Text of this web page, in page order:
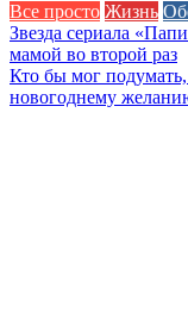
Все просто Жизнь
Навигация
по
записям
Звезда сериала
мамой во второй раз
Кто бы мог подумать,
новогоднему